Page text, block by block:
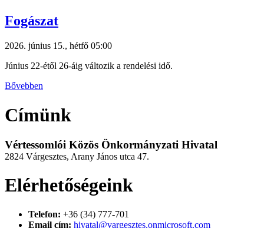
Fogászat
2026. június 15., hétfő 05:00
Június 22-étől 26-áig változik a rendelési idő.
Bővebben
Címünk
Vértessomlói Közös Önkormányzati Hivatal
2824 Várgesztes, Arany János utca 47.
Elérhetőségeink
Telefon: +36 (34) 777-701
Email cím: hivatal@vargesztes.onmicrosoft.com